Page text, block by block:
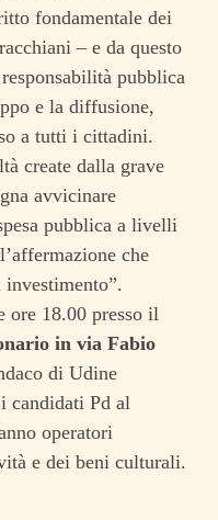
fondamentale dei
– e da questo
pubblica
e la diffusione,
a tutti i cittadini.
create dalla grave
avvicinare
pubblica a livelli
che
ore 18.00 presso il
in via Fabio
di Udine
candidati Pd al
operatori
e dei beni culturali.